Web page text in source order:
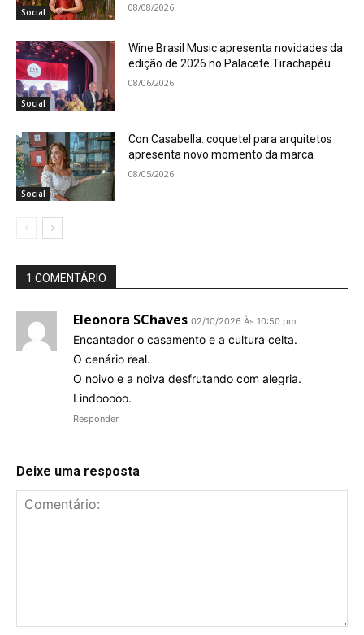
Social 08/08/2026
Social
Wine Brasil Music apresenta novidades da
edição de 2026 no Palacete Tirachapéu
08/06/2026
Social
Con Casabella: coquetel para arquitetos
apresenta novo momento da marca
08/05/2026
1 COMENTÁRIO
Eleonora SChaves 02/10/2026 Às 10:50 pm
Encantador o casamento e a cultura celta.
O cenário real.
O noivo e a noiva desfrutando com alegria.
Lindooooo.
Responder
Deixe uma resposta